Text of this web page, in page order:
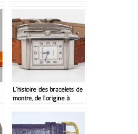
L’histoire des bracelets de
montre, de l’origine à